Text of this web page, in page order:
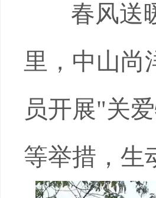
春风送暖
里，中山尚
员开展"关
等举措，生